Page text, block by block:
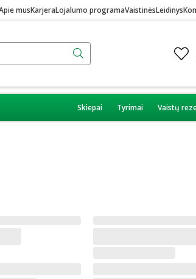
musKarjeraLojalumo programaVaistinėsLeidinys
Skiepai Tyrimai Vaistų